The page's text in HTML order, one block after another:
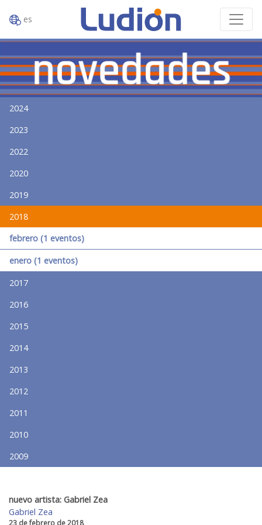
es
2024
2023
2022
2020
2019
2018
febrero (1 eventos)
enero (1 eventos)
2017
2016
2015
2014
2013
2012
2011
2010
2009
nuevo artista: Gabriel Zea
Gabriel Zea